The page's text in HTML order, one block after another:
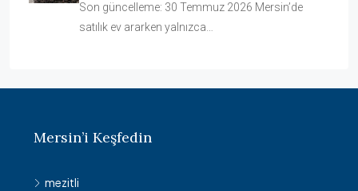
Son güncelleme: 30 Temmuz 2026 Mersin’de
satılık ev ararken yalnızca…
Mersin’i Keşfedin
mezitli